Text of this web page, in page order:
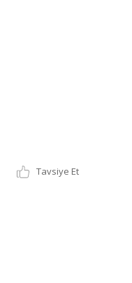
Tavsiye Et